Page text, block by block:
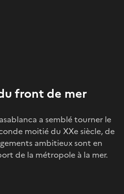
front de mer
a semblé tourner le
moitié du XXe siècle, de
ambitieux sont en
de la métropole à la mer.